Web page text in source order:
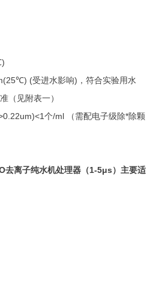
(受进水影响)，符合实验用水
（见附表一）
个/ml （需配电子级除*除颗
去离子纯水机处理器（1-5μs） 主要适